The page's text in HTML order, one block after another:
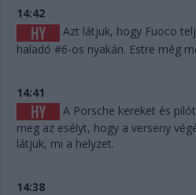
14:42
Azt látjuk, hogy Fuoco
haladó #6-os nyakán. Estre még
14:41
A Porsche kereket és
meg az esélyt, hogy a verseny
látjuk, mi a helyzet.
14:38